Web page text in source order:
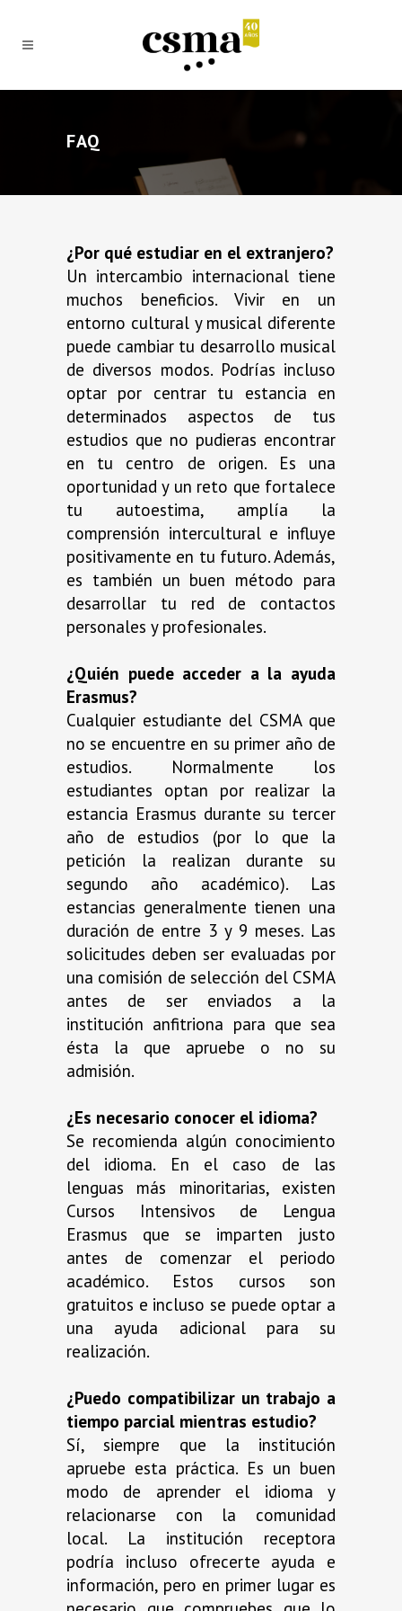
FAQ
¿Por qué estudiar en el extranjero?
Un intercambio internacional tiene
muchos beneficios. Vivir en un
entorno cultural y musical diferente
puede cambiar tu desarrollo musical
de diversos modos. Podrías incluso
optar por centrar tu estancia en
determinados aspectos de tus
estudios que no pudieras encontrar
en tu centro de origen. Es una
oportunidad y un reto que fortalece
tu autoestima, amplía la
comprensión intercultural e influye
positivamente en tu futuro. Además,
es también un buen método para
desarrollar tu red de contactos
personales y profesionales.
¿Quién puede acceder a la ayuda
Erasmus?
Cualquier estudiante del CSMA que
no se encuentre en su primer año de
estudios. Normalmente los
estudiantes optan por realizar la
estancia Erasmus durante su tercer
año de estudios (por lo que la
petición la realizan durante su
segundo año académico). Las
estancias generalmente tienen una
duración de entre 3 y 9 meses. Las
solicitudes deben ser evaluadas por
una comisión de selección del CSMA
antes de ser enviados a la
institución anfitriona para que sea
ésta la que apruebe o no su
admisión.
¿Es necesario conocer el idioma?
Se recomienda algún conocimiento
del idioma. En el caso de las
lenguas más minoritarias, existen
Cursos Intensivos de Lengua
Erasmus que se imparten justo
antes de comenzar el periodo
académico. Estos cursos son
gratuitos e incluso se puede optar a
una ayuda adicional para su
realización.
¿Puedo compatibilizar un trabajo a
tiempo parcial mientras estudio?
Sí, siempre que la institución
apruebe esta práctica. Es un buen
modo de aprender el idioma y
relacionarse con la comunidad
local. La institución receptora
podría incluso ofrecerte ayuda e
información, pero en primer lugar es